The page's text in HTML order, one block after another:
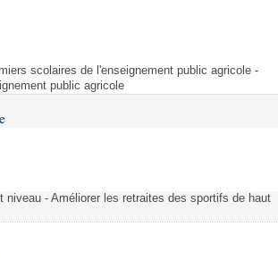
scolaires de l'enseignement public agricole -
public agricole
- Améliorer les retraites des sportifs de haut